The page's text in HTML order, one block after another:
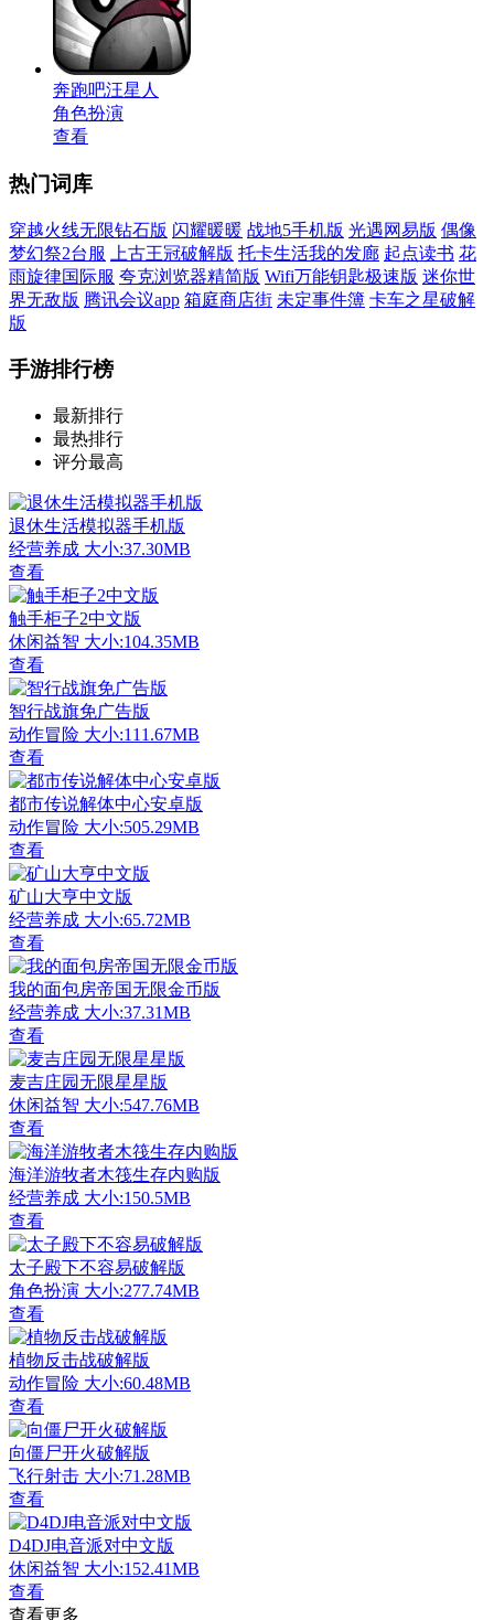
奔跑吧汪星人
角色扮演
查看
热门词库
穿越火线无限钻石版 闪耀暖暖 战地5手机版 光遇网易版 偶像
梦幻祭2台服
上古王冠破解版 托卡生活我的发廊 起点读书 花
雨旋律国际服 夸克浏览器精简版 Wifi万能钥匙极速版 迷你世
界无敌版 腾讯会议app 箱庭商店街 未定事件簿 卡车之星破解
版
手游排行榜
最新排行
最热排行
评分最高
退休生活模拟器手机版
经营养成 大小:37.30MB
查看
触手柜子2中文版
休闲益智 大小:104.35MB
查看
智行战旗免广告版
动作冒险 大小:111.67MB
查看
都市传说解体中心安卓版
动作冒险 大小:505.29MB
查看
矿山大亨中文版
经营养成 大小:65.72MB
查看
我的面包房帝国无限金币版
经营养成 大小:37.31MB
查看
麦吉庄园无限星星版
休闲益智 大小:547.76MB
查看
海洋游牧者木筏生存内购版
经营养成 大小:150.5MB
查看
太子殿下不容易破解版
角色扮演 大小:277.74MB
查看
植物反击战破解版
动作冒险 大小:60.48MB
查看
向僵尸开火破解版
飞行射击 大小:71.28MB
查看
D4DJ电音派对中文版
休闲益智 大小:152.41MB
查看
查看更多